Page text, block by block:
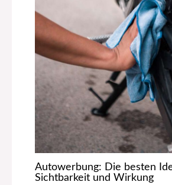
Autowerbung: Die besten
Sichtbarkeit und Wirkung